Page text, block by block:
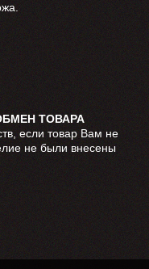
ТОВАРА
если товар Вам не
не были внесены